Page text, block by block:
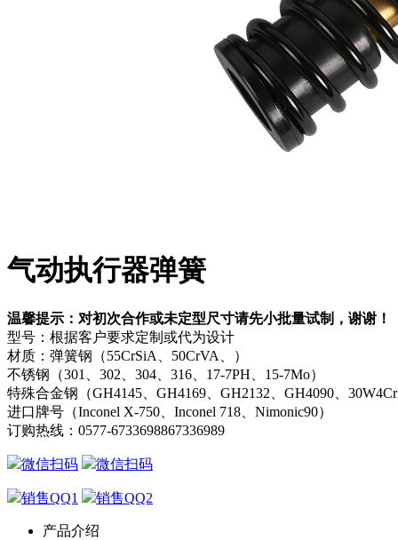
气动执行器弹簧
温馨提示：对初次合作或未定型尺寸请先小批量试制，谢谢！
型号：根据客户要求定制或代为设计
材质：弹簧钢（55CrSiA、50CrVA、）
不锈钢（301、302、304、316、17-7PH、15-7Mo）
特殊合金钢（GH4145、GH4169、GH2132、GH4090、
进口牌号（Inconel X-750、Inconel 718、Nimonic90）
订购热线： 0577-6733698867336989
微信扫码 微信扫码
销售QQ1 销售QQ2
产品介绍